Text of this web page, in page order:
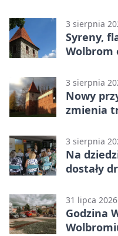
3 sierpnia
Syreny,
Wolbrom
3 sierpnia
Nowy
zmienia
3 sierpnia
Na
dostały
31 lipca 2026
Godzina